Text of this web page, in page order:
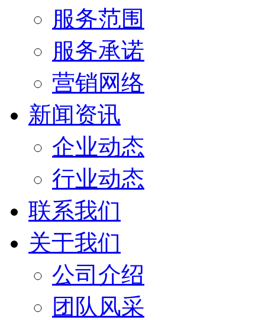
服务范围
服务承诺
营销网络
新闻资讯
企业动态
行业动态
联系我们
关于我们
公司介绍
团队风采